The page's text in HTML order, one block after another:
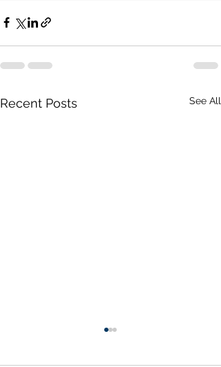
Recent Posts See All